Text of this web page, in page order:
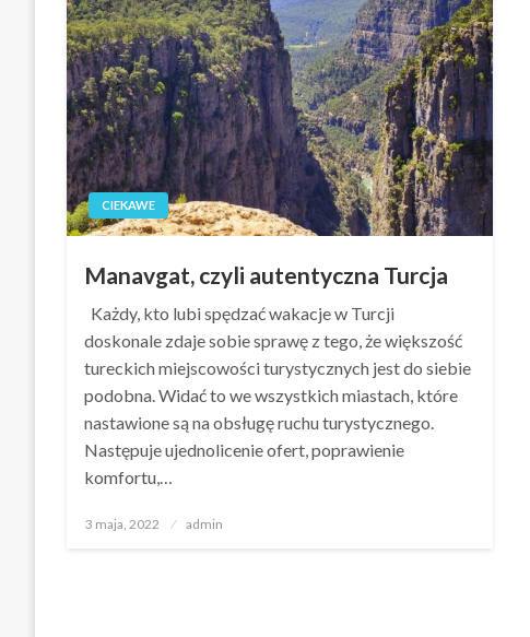
CIEKAWE
Manavgat, czyli autentyczna Turcja
Każdy, kto lubi spędzać wakacje w Turcji
doskonale zdaje sobie sprawę z tego, że większość
tureckich miejscowości turystycznych jest do siebie
podobna. Widać to we wszystkich miastach, które
nastawione są na obsługę ruchu turystycznego.
Następuje ujednolicenie ofert, poprawienie
komfortu,…
Opublikowane
3 maja, 2022 admin